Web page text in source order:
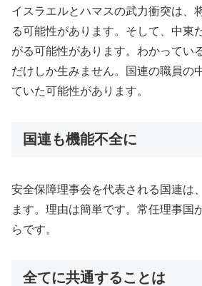
イスラエルとハマスの武力衝突は、
る可能性があります。そして、中東
がる可能性があります。わかってい
だけしか生みません。国連の職員の
ていた可能性があります。
国連も機能不全に
安全保障理事会を代表される国連は
ます。理由は簡単です。常任理事国
らです。
全てに共通することは